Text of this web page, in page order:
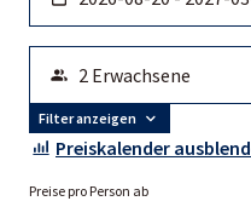
Filter anzeigen
Preiskalender
Preise pro Person ab